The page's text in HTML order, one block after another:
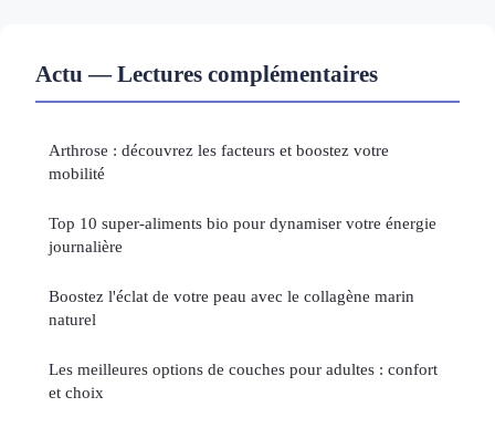
Actu — Lectures complémentaires
Arthrose : découvrez les facteurs et boostez votre
mobilité
Top 10 super-aliments bio pour dynamiser votre énergie
journalière
Boostez l'éclat de votre peau avec le collagène marin
naturel
Les meilleures options de couches pour adultes : confort
et choix